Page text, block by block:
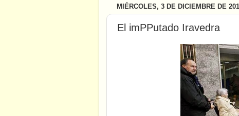
MIÉRCOLES, 3 DE DICIEMBRE DE
El imPPutado Iravedra